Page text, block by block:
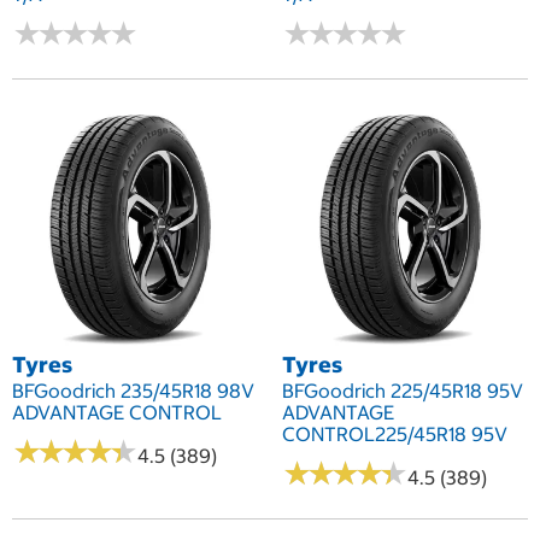
★★★★★
★★★★★ ★★★★★
★★★★★
Tyres
BFGoodrich 235/45R18 98V
ADVANTAGE CONTROL
★★★★★
★★★★★4.5 (389)
Tyres
BFGoodrich 225/45R18 95V
ADVANTAGE
CONTROL225/45R18 95V
★★★★★
★★★★★4.5 (389)